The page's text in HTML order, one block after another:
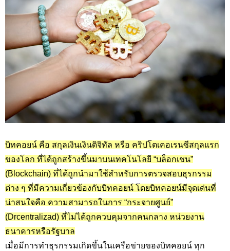
บิทคอยน์ คือ สกุลเงินเงินดิจิทัล หรือ คริปโตเคอเรนซีสกุลแรก
ของโลก ที่ได้ถูกสร้างขึ้นมาบนเทคโนโลยี “บล็อกเชน”
(Blockchain) ที่ได้ถูกนำมาใช้สำหรับการตรวจสอบธุรกรรม
ต่าง ๆ ที่มีความเกี่ยวข้องกับบิทคอยน์ โดยบิทคอยน์มีจุดเด่นที่
น่าสนใจคือ ความสามารถในการ “กระจายศูนย์”
(Drcentralizad) ที่ไม่ได้ถูกควบคุมจากคนกลาง หน่วยงาน
ธนาคารหรือรัฐบาล
เมื่อมีการทำธุรกรรมเกิดขึ้นในเครือข่ายของบิทคอยน์ ทุก